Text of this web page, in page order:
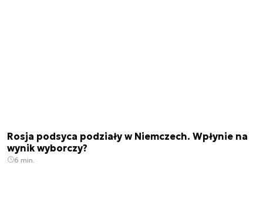
Rosja podsyca podziały w Niemczech. Wpłynie na
wynik wyborczy?
6 min.